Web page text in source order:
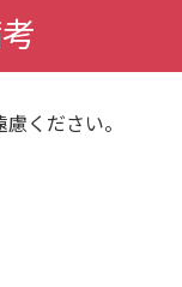
ください。